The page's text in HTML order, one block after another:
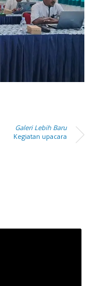
Galeri Lebih Baru
Kegiatan upacara